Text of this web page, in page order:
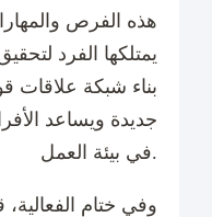
هذه الفرص
يمتلكها الفرد
بناء شبكة علاقات
جديدة ويساعد
في بيئة العمل.
وفي ختام